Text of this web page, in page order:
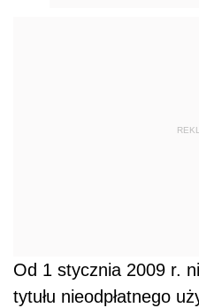
Od 1 stycznia 2009 r.
tytułu nieodpłatnego